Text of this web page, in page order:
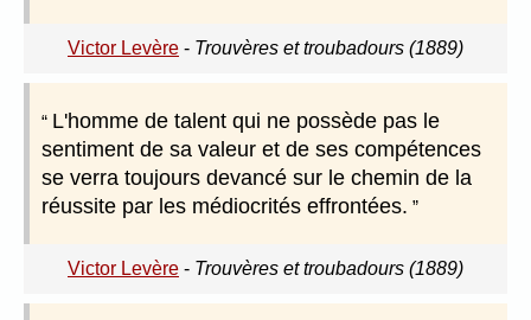
Victor Levère - Trouvères et troubadours (1889)
L'homme de talent qui ne possède pas le
sentiment de sa valeur et de ses compétences
se verra toujours devancé sur le chemin de la
réussite par les médiocrités effrontées.
Victor Levère - Trouvères et troubadours (1889)